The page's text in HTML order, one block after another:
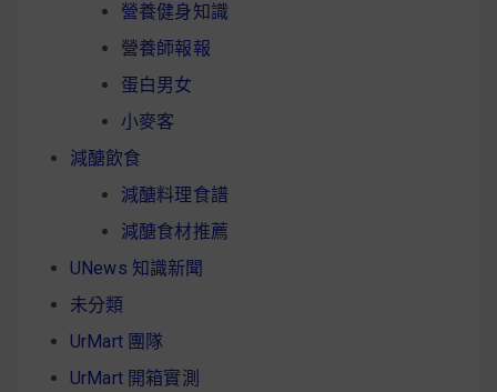
營養健身知識
營養師報報
蛋白男女
小麥客
減醣飲食
減醣料理食譜
減醣食材推薦
UNews 知識新聞
未分類
UrMart 團隊
UrMart 開箱實測